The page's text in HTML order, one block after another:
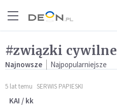
#związki cywilne
Najnowsze Najpopularniejsze
5 lat temu SERWIS PAPIESKI
KAI / kk